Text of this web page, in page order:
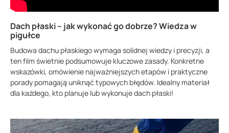
Dach płaski – jak wykonać go dobrze? Wiedza w
pigułce
Budowa dachu płaskiego wymaga solidnej wiedzy i precyzji, a
ten film świetnie podsumowuje kluczowe zasady. Konkretne
wskazówki, omówienie najważniejszych etapów i praktyczne
porady pomagają uniknąć typowych błędów. Idealny materiał
dla każdego, kto planuje lub wykonuje dach płaski!